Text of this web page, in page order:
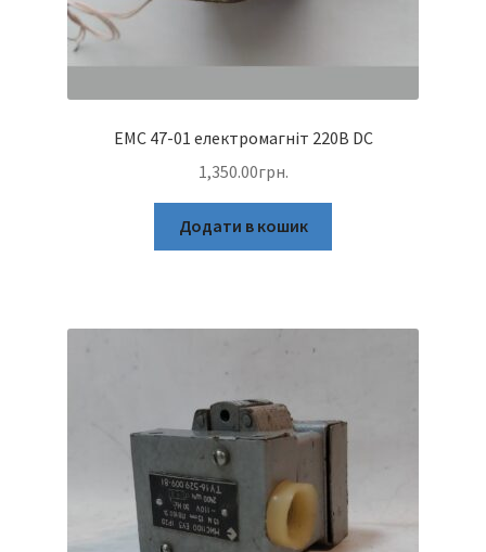
ЕМС 47-01 електромагніт 220В DC
1,350.00грн.
Додати в кошик